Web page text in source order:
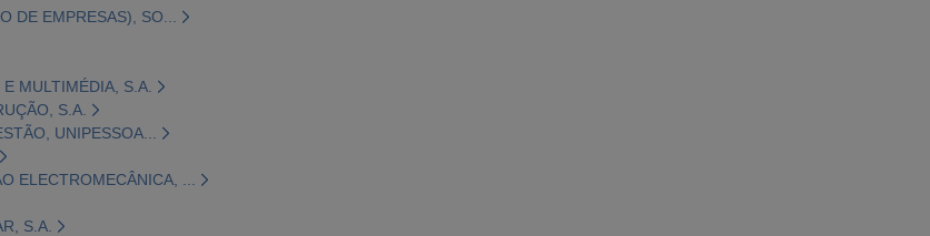
DE EMPRESAS), SO...
MULTIMÉDIA, S.A.
S.A.
UNIPESSOA...
ELECTROMECÂNICA, ...
S.A.